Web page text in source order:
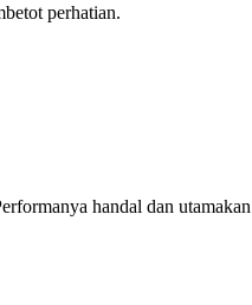
perhatian.
handal dan utamakan